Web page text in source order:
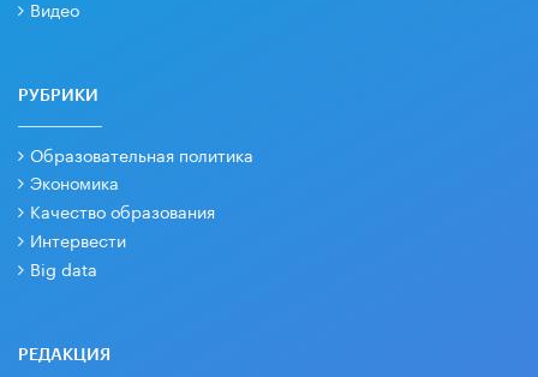
Видео
РУБРИКИ
Образовательная политика
Экономика
Качество образования
Интервести
Big data
РЕДАКЦИЯ